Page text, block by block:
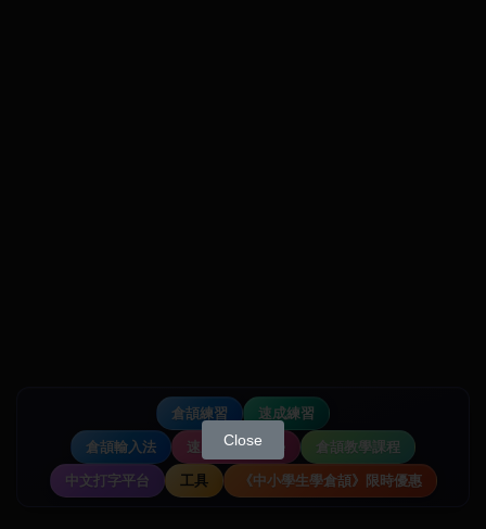
倉頡練習
速成練習
倉頡輸入法
速成輸入法教學
倉頡教學課程
中文打字平台
工具 《中小學生學倉頡》限時優惠
Close